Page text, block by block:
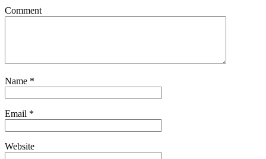
Comment
Name *
Email *
Website